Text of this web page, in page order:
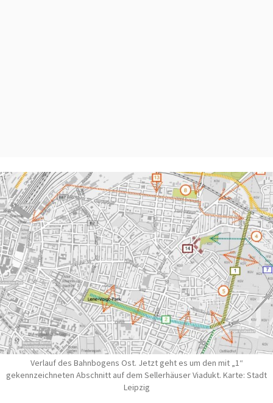
Verlauf des Bahnbogens Ost. Jetzt geht es um den mit „1“
gekennzeichneten Abschnitt auf dem Sellerhäuser Viadukt. Karte: Stadt
Leipzig